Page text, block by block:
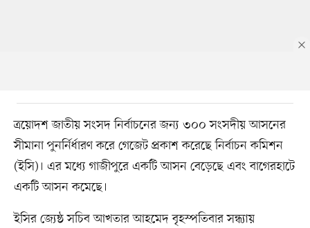
ত্রয়োদশ জাতীয় সংসদ নির্বাচনের জন্য ৩০০ সংসদীয় আসনের
সীমানা পুনর্নির্ধারণ করে গেজেট প্রকাশ করেছে নির্বাচন কমিশন
(ইসি)। এর মধ্যে গাজীপুরে একটি আসন বেড়েছে এবং বাগেরহাটে
একটি আসন কমেছে।
ইসির জ্যেষ্ঠ সচিব আখতার আহমেদ বৃহস্পতিবার সন্ধ্যায়